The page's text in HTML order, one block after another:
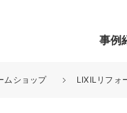
事例
ついて
ムショップ LIXILリフォ